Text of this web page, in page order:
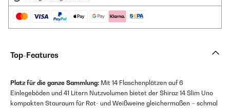
Top-Features
Platz für die ganze Sammlung: Mit 14 Flaschenplätzen auf 6
Einlegeböden und 41 Litern Nutzvolumen bietet der Shiraz 14 Slim Uno
kompakten Stauraum für Rot- und Weißweine gleichermaßen – schmal